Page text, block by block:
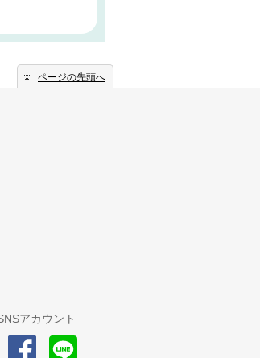
ページの先頭へ
アカウント